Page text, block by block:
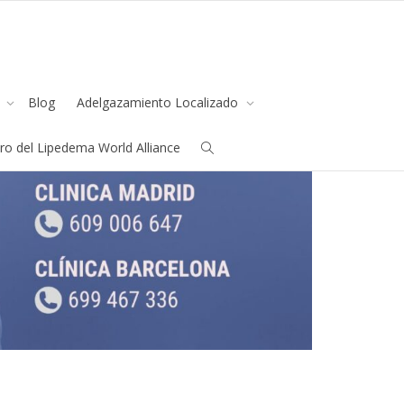
Blog Adelgazamiento Localizado
del Lipedema World Alliance